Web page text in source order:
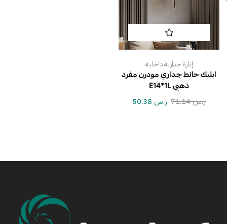
إنارة جدارية داخلية
ابليك حائط جداري مودرن مفرد
ذهبي E14*1L
ر.س71.14 ر.س